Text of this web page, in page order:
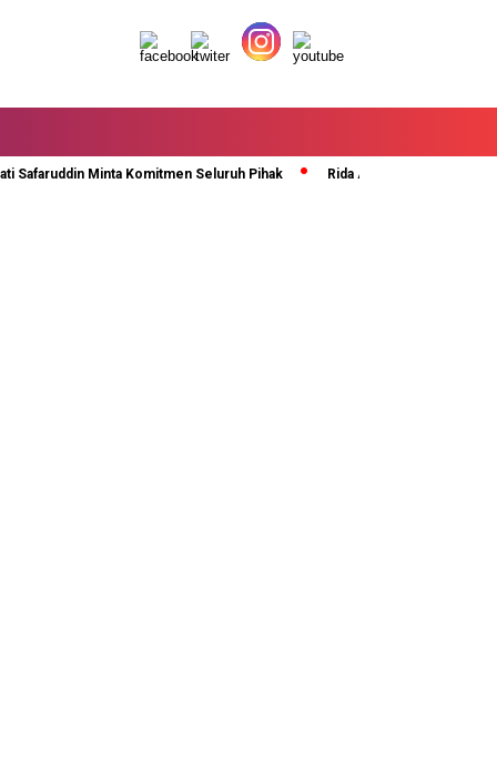
Minta Komitmen Seluruh Pihak Rida Ananda Di Kukuhkan